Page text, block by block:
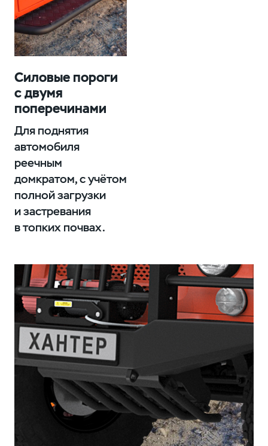
Силовые пороги
с двумя
поперечинами
Для поднятия
автомобиля
реечным
домкратом, с учётом
полной загрузки
и застревания
в топких почвах.